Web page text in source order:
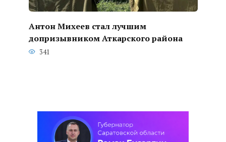
Антон Михеев стал лучшим
допризывником Аткарского района
341